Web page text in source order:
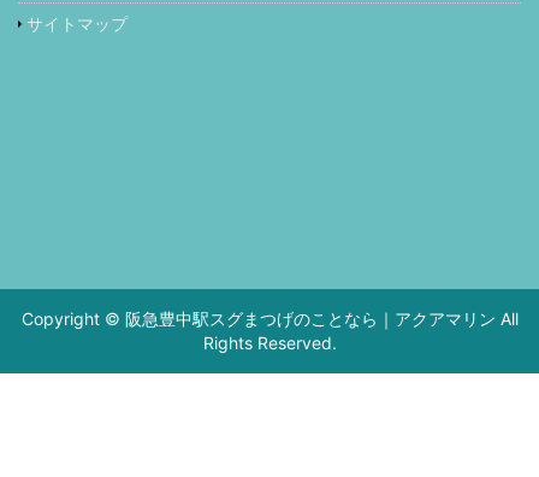
サイトマップ
Copyright © 阪急豊中駅スグまつげのことなら｜アクアマリン All
Rights Reserved.